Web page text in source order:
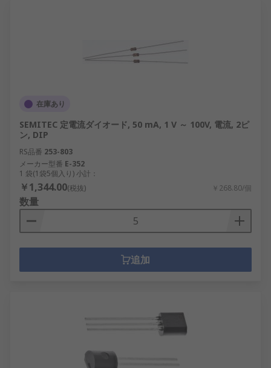
在庫あり
SEMITEC 定電流ダイオード, 50 mA, 1 V ～ 100V, 電流, 2ピ
ン, DIP
RS品番 253-803
メーカー型番 E-352
1 袋(1袋5個入り) 小計：
￥1,344.00(税抜) ￥268.80/個
数量
追加